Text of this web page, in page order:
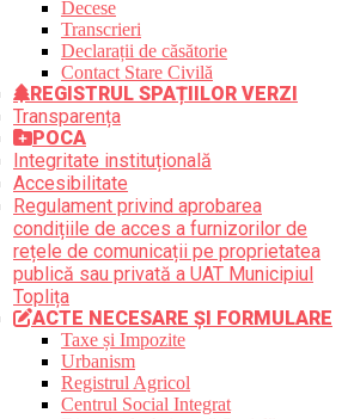
Decese
Transcrieri
Declarații de căsătorie
Contact Stare Civilă
REGISTRUL SPAȚIILOR VERZI
Transparența
POCA
Integritate instituțională
Accesibilitate
Regulament privind aprobarea
condițiile de acces a furnizorilor de
rețele de comunicații pe proprietatea
publică sau privată a UAT Municipiul
Toplița
ACTE NECESARE ȘI FORMULARE
Taxe și Impozite
Urbanism
Registrul Agricol
Centrul Social Integrat